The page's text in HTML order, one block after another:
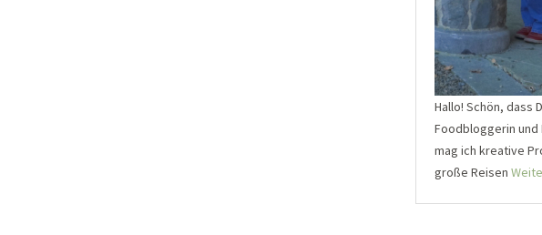
Hallo! Schön, dass
Foodbloggerin
mag ich kreative
große Reisen